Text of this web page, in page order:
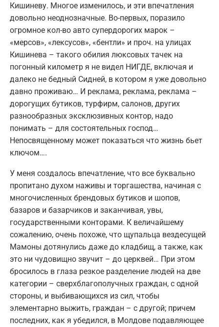
Кишиневу. Многое изменилось, и эти впечатления
довольно неоднозначные. Во-первых, поразило
огромное кол-во авто супердорогих марок –
«мерсов», «лексусов», «бентли» и проч. на улицах
Кишинева – такого обилия люксовых тачек на
погонный километр я не видел НИГДЕ, включая и
далеко не бедный Сидней, в котором я уже довольно
давно проживаю… И реклама, реклама, реклама –
дорогущих бутиков, турфирм, салонов, других
разнообразных эксклюзивных контор, надо
понимать – для состоятельных господ…
Непосвященному может показаться что жизнь бьет
ключом….
У меня создалось впечатление, что все буквально
пропитано духом наживы и торгашества, начиная с
многочисленных брендовых бутиков и шопов,
базаров и базарчиков и заканчивая, увы,
государственными конторами. К величайшему
сожалению, очень похоже, что щупальца вездесущей
Мамоны дотянулись даже до кладбищ, а также, как
это ни чудовищно звучит – до церквей… При этом
бросилось в глаза резкое разделение людей на две
категории – сверхблагополучных граждан, с одной
стороны, и выбивающихся из сил, чтобы
элементарно выжить, граждан – с другой; причем
последних, как я убедился, в Молдове подавляющее